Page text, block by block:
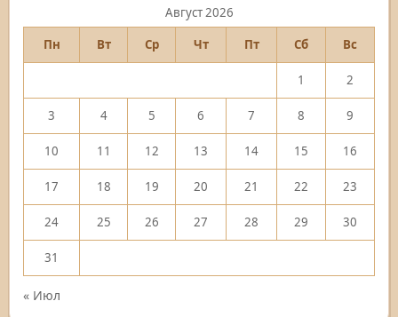
Август 2026
Пн
Вт Ср Чт Пт Сб Вс
1 2
3 4 5 6 7 8 9
10 11 12 13 14 15 16
17 18 19 20 21 22 23
24 25 26 27 28 29 30
31
« Июл